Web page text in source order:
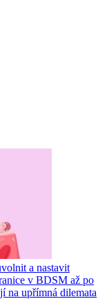
a nastavit
v BDSM až po
na upřímná dilemata